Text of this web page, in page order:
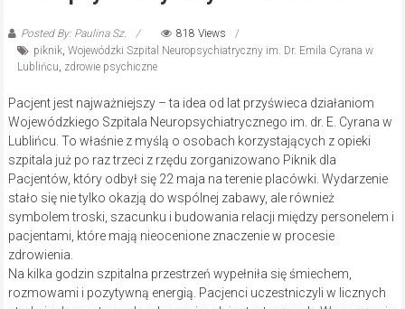
Posted By: Paulina Sz.
818 Views
piknik, Wojewódzki Szpital Neuropsychiatryczny im. Dr. Emila Cyrana w
Lublińcu, zdrowie psychiczne
Pacjent jest najważniejszy – ta idea od lat przyświeca działaniom
Wojewódzkiego Szpitala Neuropsychiatrycznego im. dr. E. Cyrana w
Lublińcu. To właśnie z myślą o osobach korzystających z opieki
szpitala już po raz trzeci z rzędu zorganizowano Piknik dla
Pacjentów, który odbył się 22 maja na terenie placówki. Wydarzenie
stało się nie tylko okazją do wspólnej zabawy, ale również
symbolem troski, szacunku i budowania relacji między personelem i
pacjentami, które mają nieocenione znaczenie w procesie
zdrowienia.
Na kilka godzin szpitalna przestrzeń wypełniła się śmiechem,
rozmowami i pozytywną energią. Pacjenci uczestniczyli w licznych